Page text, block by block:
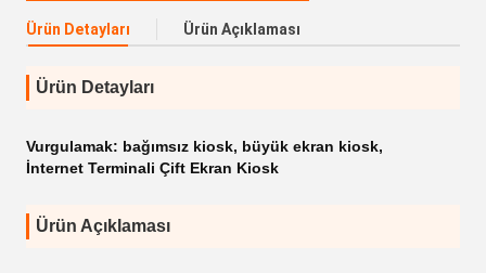
Ürün Detayları Ürün Açıklaması
Ürün Detayları
Vurgulamak: bağımsız kiosk, büyük ekran kiosk,
İnternet Terminali Çift Ekran Kiosk
Ürün Açıklaması